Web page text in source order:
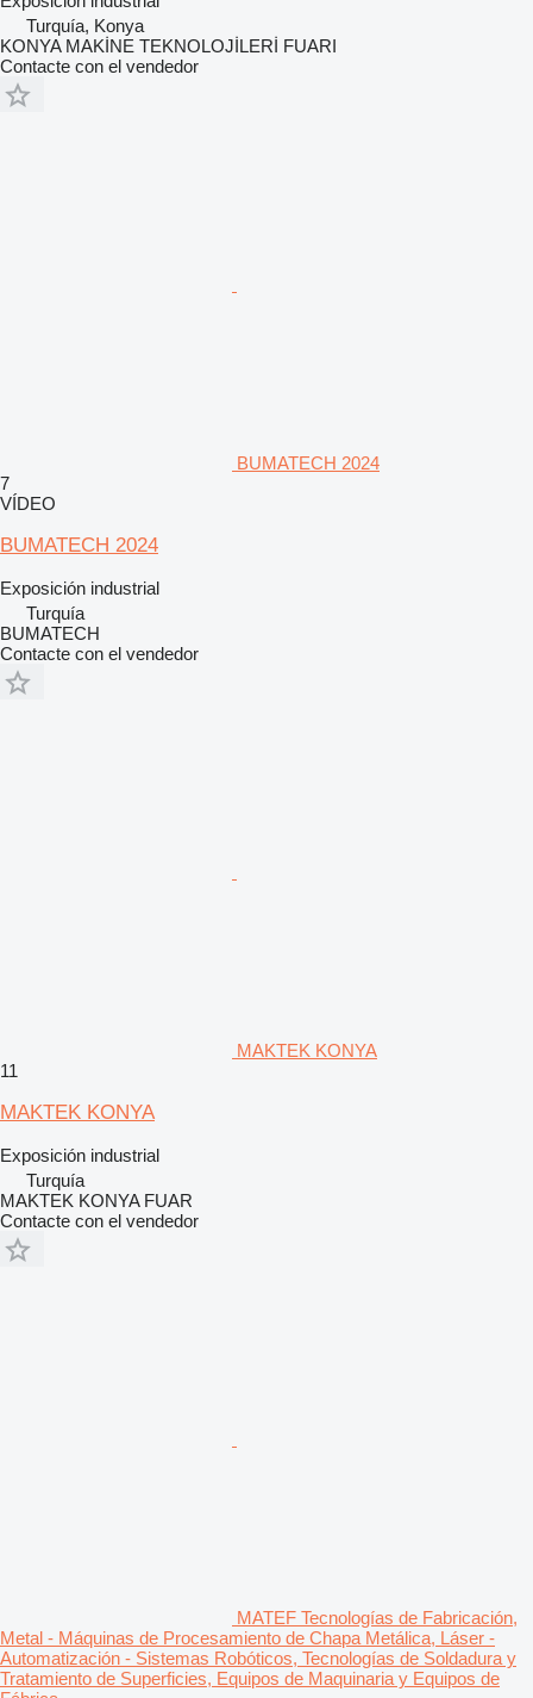
Turquía, Konya
KONYA MAKİNE TEKNOLOJİLERİ FUARI
Contacte con el vendedor
BUMATECH 2024
7
VÍDEO
BUMATECH 2024
Exposición industrial
Turquía
BUMATECH
Contacte con el vendedor
MAKTEK KONYA
11
MAKTEK KONYA
Exposición industrial
Turquía
MAKTEK KONYA FUAR
Contacte con el vendedor
MATEF Tecnologías de Fabricación,
Metal - Máquinas de Procesamiento de Chapa Metálica, Láser -
Automatización - Sistemas Robóticos, Tecnologías de Soldadura y
Tratamiento de Superficies, Equipos de Maquinaria y Equipos de